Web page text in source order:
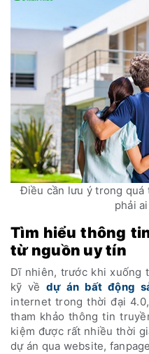
Điều cần lưu ý trong quá
phải
Tìm hiểu thông
từ nguồn uy tín
Dĩ nhiên, trước khi xuống
kỹ về dự án bất động
internet trong thời đại
tham khảo thông tin
kiệm được rất nhiều thời
dự án qua website,